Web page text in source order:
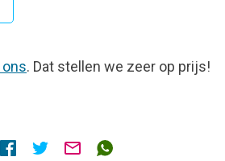
ons. Dat stellen we zeer op prijs!